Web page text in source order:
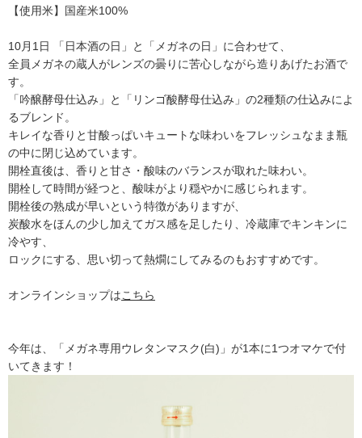
【使用米】国産米100%
10月1日 「日本酒の日」と「メガネの日」に合わせて、
全員メガネの蔵人がレンズの曇りに苦心しながら造りあげたお酒で
す。
「吟醸酵母仕込み」と「リンゴ酸酵母仕込み」の2種類の仕込みによ
るブレンド。
キレイな香りと甘酸っぱいキュートな味わいをフレッシュなまま瓶
の中に閉じ込めています。
開栓直後は、香りと甘さ・酸味のバランスが取れた味わい。
開栓して時間が経つと、酸味がより穏やかに感じられます。
開栓後の熟成が早いという特徴がありますが、
炭酸水をほんの少し加えてガス感を足したり、冷蔵庫でキンキンに
冷やす、
ロックにする、思い切って熱燗にしてみるのもおすすめです。
オンラインショップはこちら
今年は、「メガネ専用ウレタンマスク(白)」が1本に1つオマケで付
いてきます！